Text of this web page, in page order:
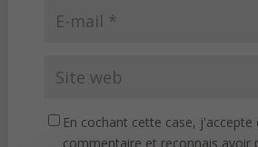
En cochant cette case, j'accepte
commentaire et reconnais avoir